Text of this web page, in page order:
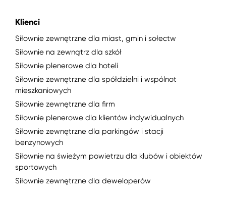
Klienci
Siłownie zewnętrzne dla miast, gmin i sołectw
Siłownie na zewnątrz dla szkół
Siłownie plenerowe dla hoteli
Siłownie zewnętrzne dla spółdzielni i wspólnot
mieszkaniowych
Siłownie zewnętrzne dla firm
Siłownie plenerowe dla klientów indywidualnych
Siłownie zewnętrzne dla parkingów i stacji
benzynowych
Siłownie na świeżym powietrzu dla klubów i obiektów
sportowych
Siłownie zewnętrzne dla deweloperów